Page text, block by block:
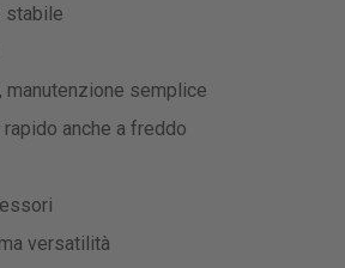
stabile
manutenzione semplice
anche a freddo
versatilità